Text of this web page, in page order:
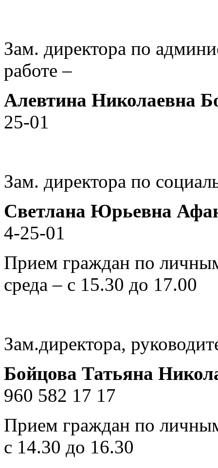
Зам. директора по
работе –
Алевтина Николаевна
25-01
Зам. директора по
Светлана Юрьевна
4-25-01
Прием граждан по
среда – с 15.30 до 17.00
Зам.директора,
Бойцова Татьяна
960 582 17 17
Прием граждан по
с 14.30 до 16.30